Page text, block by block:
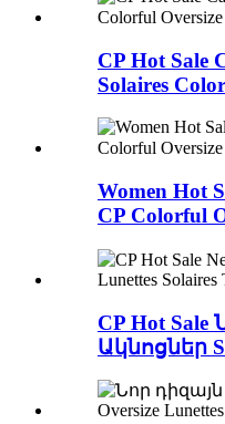
CP Hot Sale
Solaires
Women Hot
CP Colorful
CP Hot
Ակնոցներ